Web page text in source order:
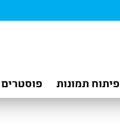
פיתוח תמונות פוסטרים